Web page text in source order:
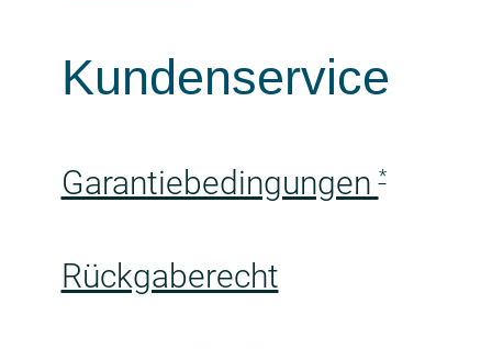
Kundenservice
Garantiebedingungen*
Rückgaberecht